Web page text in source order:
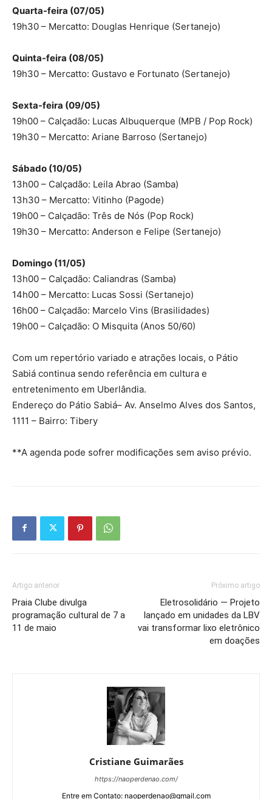
Quarta-feira (07/05)
19h30 – Mercatto: Douglas Henrique (Sertanejo)
Quinta-feira (08/05)
19h30 – Mercatto: Gustavo e Fortunato (Sertanejo)
Sexta-feira (09/05)
19h00 – Calçadão: Lucas Albuquerque (MPB / Pop Rock)
19h30 – Mercatto: Ariane Barroso (Sertanejo)
Sábado (10/05)
13h00 – Calçadão: Leila Abrao (Samba)
13h30 – Mercatto: Vitinho (Pagode)
19h00 – Calçadão: Três de Nós (Pop Rock)
19h30 – Mercatto: Anderson e Felipe (Sertanejo)
Domingo (11/05)
13h00 – Calçadão: Caliandras (Samba)
14h00 – Mercatto: Lucas Sossi (Sertanejo)
16h00 – Calçadão: Marcelo Vins (Brasilidades)
19h00 – Calçadão: O Misquita (Anos 50/60)
Com um repertório variado e atrações locais, o Pátio
Sabiá continua sendo referência em cultura e
entretenimento em Uberlândia.
Endereço do Pátio Sabiá– Av. Anselmo Alves dos Santos,
1111 – Bairro: Tibery
**A agenda pode sofrer modificações sem aviso prévio.
Artigo anterior
Praia Clube divulga
programação cultural de 7 a
11 de maio
Próximo artigo
Eletrosolidário — Projeto
lançado em unidades da LBV
vai transformar lixo eletrônico
em doações
Cristiane Guimarães
https://naoperdenao.com/
Entre em Contato: naoperdenao@gmail.com